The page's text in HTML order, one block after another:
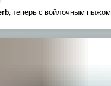
теперь с войлочным пыжом